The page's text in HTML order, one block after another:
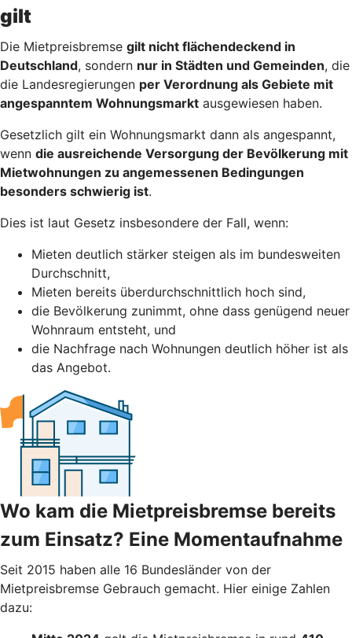
gilt
Die Mietpreisbremse gilt nicht flächendeckend in
Deutschland, sondern nur in Städten und Gemeinden, die
die Landesregierungen per Verordnung als Gebiete mit
angespanntem Wohnungsmarkt ausgewiesen haben.
Gesetzlich gilt ein Wohnungsmarkt dann als angespannt,
wenn die ausreichende Versorgung der Bevölkerung mit
Mietwohnungen zu angemessenen Bedingungen
besonders schwierig ist.
Dies ist laut Gesetz insbesondere der Fall, wenn:
Mieten deutlich stärker steigen als im bundesweiten
Durchschnitt,
Mieten bereits überdurchschnittlich hoch sind,
die Bevölkerung zunimmt, ohne dass genügend neuer
Wohnraum entsteht, und
die Nachfrage nach Wohnungen deutlich höher ist als
das Angebot.
Wo kam die Mietpreisbremse bereits
zum Einsatz? Eine Momentaufnahme
Seit 2015 haben alle 16 Bundesländer von der
Mietpreisbremse Gebrauch gemacht. Hier einige Zahlen
dazu: